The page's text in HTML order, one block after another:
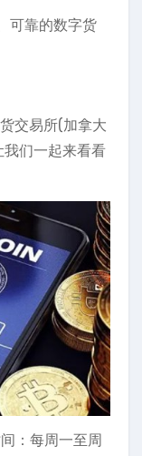
可靠的数字货
交易所(加拿大
们一起来看看
：每周一至周